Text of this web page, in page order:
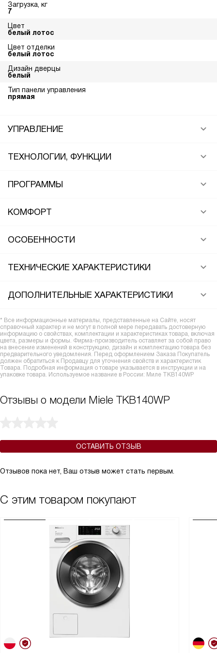
Загрузка, кг
7
Цвет
белый лотос
Цвет отделки
белый лотос
Дизайн дверцы
белый
Тип панели управления
прямая
УПРАВЛЕНИЕ
ТЕХНОЛОГИИ, ФУНКЦИИ
ПРОГРАММЫ
КОМФОРТ
ОСОБЕННОСТИ
ТЕХНИЧЕСКИЕ ХАРАКТЕРИСТИКИ
ДОПОЛНИТЕЛЬНЫЕ ХАРАКТЕРИСТИКИ
* Все информационные материалы, представленные на Сайте, носят
справочный характер и не могут в полной мере передавать достоверную
информацию о свойствах, комплектации и характеристиках товара, включая
цвета, размеры и формы. Фирма-производитель оставляет за собой право
на внесение изменений в конструкцию, дизайн и комплектацию товара без
предварительного уведомления. Перед оформлением Заказа Покупатель
должен обратиться к Продавцу для уточнения свойств и характеристик
Товара. Подробная информация о товаре указывается в инструкции и на
упаковке товара. Используемое название в России: Миле TKB140WP
Отзывы о модели Miele TKB140WP
ОСТАВИТЬ ОТЗЫВ
Отзывов пока нет, Ваш отзыв может стать первым.
С этим товаром покупают